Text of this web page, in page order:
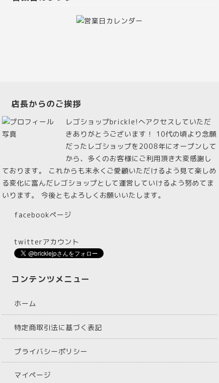
店長からのご挨拶
レゴショップbrickle!へアクセスしていただ
きありがとうございます！ 10代の頃より念願
だったレゴショップを2008年にオープンして
から、多くのお客様にご利用頂き大変感謝し
ております。 これからも末永くご愛顧いただけるよう見て楽しめ
る変化に富んだレゴショップとして運営していけるよう努めてま
いります。 今後ともよろしくお願いいたします。
facebookページ
twitterアカウント
コンテンツメニュー
ホーム
特定商取引法に基づく表記
プライバシーポリシー
マイページ